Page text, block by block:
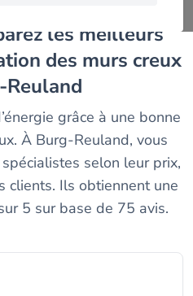
des murs creux
Reuland
grâce à une bonne
À Burg-Reuland, vous
selon leur prix,
clients. Ils obtiennent une
5 sur base de 75 avis.